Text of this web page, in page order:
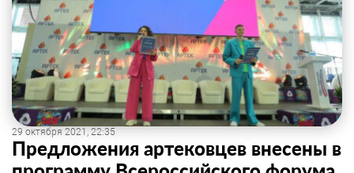
29 октября 2021, 22:35
Предложения артековцев внесены в